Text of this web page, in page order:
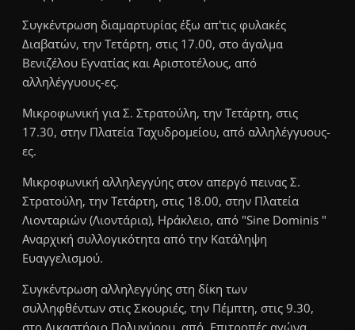
Συγκέντρωση διαμαρτυρίας έξω απ'τις φυλακές
Διαβατών, την Τετάρτη, στις 17.00, στο άγαλμα
Βενιζέλου Εγνατίας και Αριστοτέλους, από
αλληλέγγυους-ες.
Μικροφωνική για Σ. Στρατούλη, την Τετάρτη, στις
17.30, στην Πλατεία Ταχυδρομείου, από αλληλέγγυους-
ες.
Μικροφωνική αλληλεγγύης στον απεργό πεινας Σ.
Στρατούλη, την Τετάρτη, στις 18.00, στην Πλατεία
Λιονταριών (Λιοντάρια), Ηράκλειο, από "Sine Dominis "
Αναρχική συλλογικότητα από την Κατάληψη
Ευαγγελισμού.
Συγκέντρωση αλληλεγγύης στη δίκη των
συλληφθέντων στις Σκουριές, την Πέμπτη, στις 9.30,